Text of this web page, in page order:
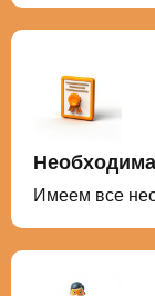
Имеем все